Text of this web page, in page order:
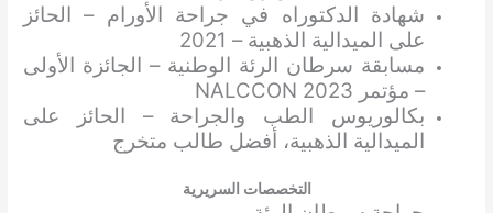
شهادة الدكتوراه في جراحة الأورام – الحائز
على الميدالية الذهبية – 2021
مسابقة سرطان الرئة الوطنية – الجائزة الأولى
– مؤتمر NALCCON 2023
بكالوريوس الطب والجراحة – الحائز على
الميدالية الذهبية، أفضل طالب متخرج
التخصصات السريرية